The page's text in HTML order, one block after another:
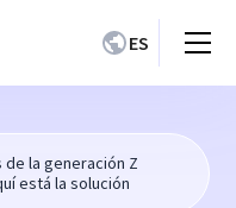
ES
la generación Z
está la solución